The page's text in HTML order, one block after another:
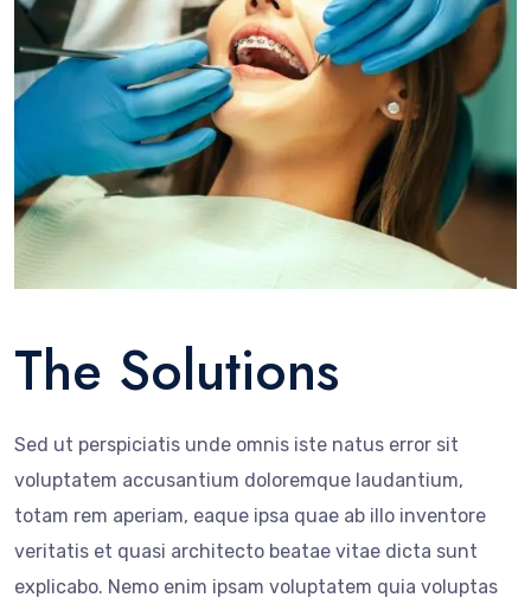
The Solutions
Sed ut perspiciatis unde omnis iste natus error sit
voluptatem accusantium doloremque laudantium,
totam rem aperiam, eaque ipsa quae ab illo inventore
veritatis et quasi architecto beatae vitae dicta sunt
explicabo. Nemo enim ipsam voluptatem quia voluptas